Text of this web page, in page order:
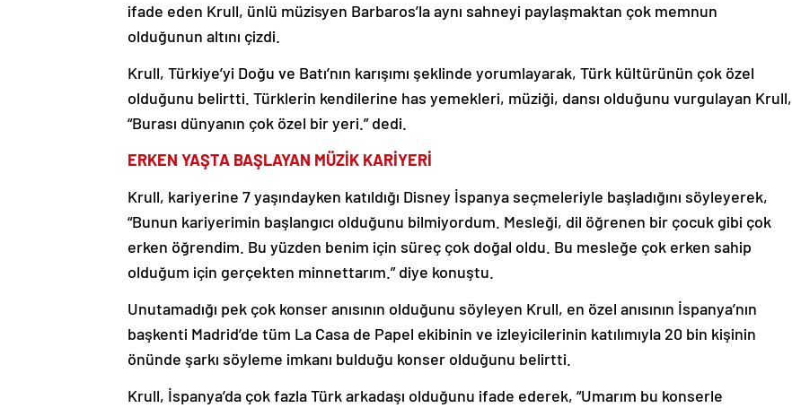
ifade eden Krull, ünlü müzisyen Barbaros’la aynı sahneyi paylaşmaktan çok memnun
olduğunun altını çizdi.
Krull, Türkiye’yi Doğu ve Batı’nın karışımı şeklinde yorumlayarak, Türk kültürünün çok özel
olduğunu belirtti. Türklerin kendilerine has yemekleri, müziği, dansı olduğunu vurgulayan Krull,
“Burası dünyanın çok özel bir yeri.” dedi.
ERKEN YAŞTA BAŞLAYAN MÜZİK KARİYERİ
Krull, kariyerine 7 yaşındayken katıldığı Disney İspanya seçmeleriyle başladığını söyleyerek,
“Bunun kariyerimin başlangıcı olduğunu bilmiyordum. Mesleği, dil öğrenen bir çocuk gibi çok
erken öğrendim. Bu yüzden benim için süreç çok doğal oldu. Bu mesleğe çok erken sahip
olduğum için gerçekten minnettarım.” diye konuştu.
Unutamadığı pek çok konser anısının olduğunu söyleyen Krull, en özel anısının İspanya’nın
başkenti Madrid’de tüm La Casa de Papel ekibinin ve izleyicilerinin katılımıyla 20 bin kişinin
önünde şarkı söyleme imkanı bulduğu konser olduğunu belirtti.
Krull, İspanya’da çok fazla Türk arkadaşı olduğunu ifade ederek, “Umarım bu konserle